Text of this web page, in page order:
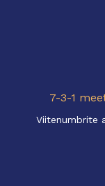
7-3-1
Viitenumbrite